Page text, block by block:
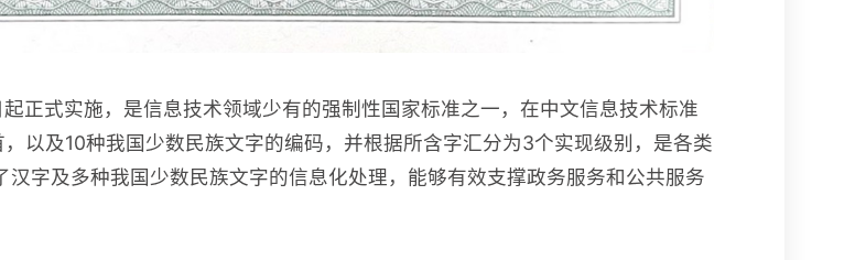
正式实施，是信息技术领域少有的强制性国家标准之一，在中文信息技术标准
以及10种我国少数民族文字的编码，并根据所含字汇分为3个实现级别，是各类
字及多种我国少数民族文字的信息化处理，能够有效支撑政务服务和公共服务